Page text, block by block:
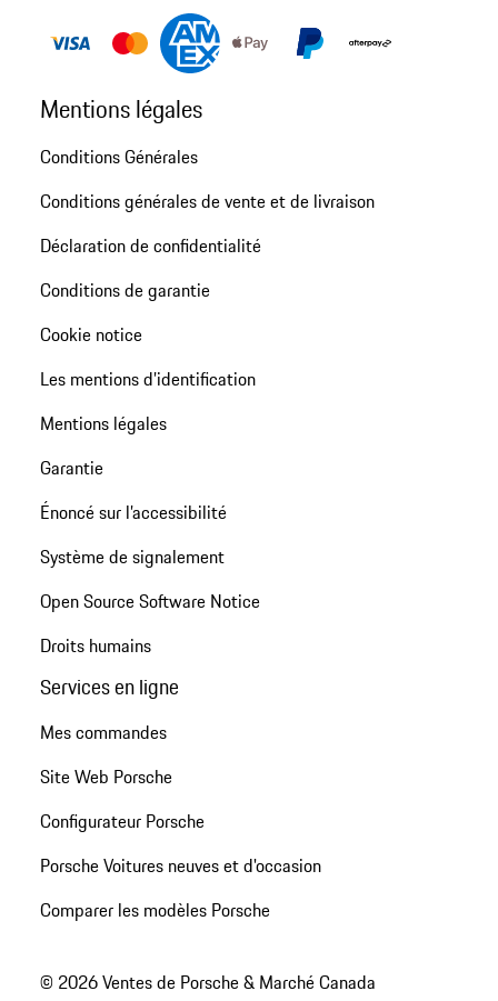
Mentions légales
Conditions Générales
Conditions générales de vente et de livraison
Déclaration de confidentialité
Conditions de garantie
Cookie notice
Les mentions d’identification
Mentions légales
Garantie
Énoncé sur l’accessibilité
Système de signalement
Open Source Software Notice
Droits humains
Services en ligne
Mes commandes
Site Web Porsche
Configurateur Porsche
Porsche Voitures neuves et d'occasion
Comparer les modèles Porsche
© 2026 Ventes de Porsche & Marché Canada